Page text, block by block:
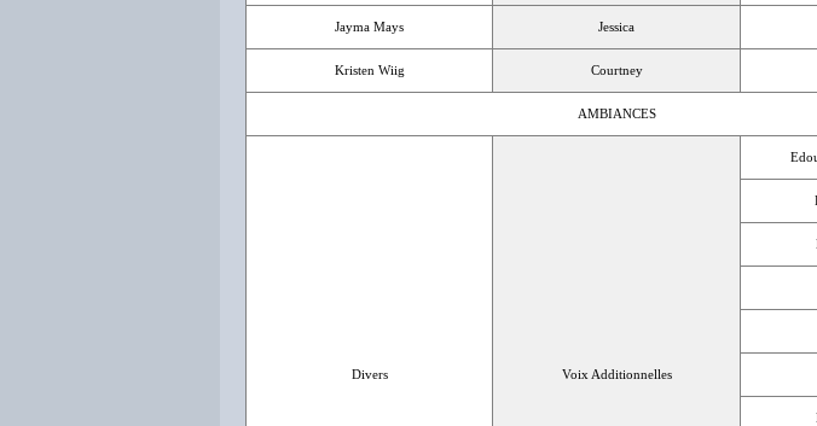
Jayma Mays Jessica
Kristen Wiig Courtney
AMBIANCES
Divers Voix Additionnelles